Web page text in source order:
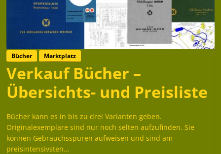
Bücher Marktplatz
Verkauf Bücher –
Übersichts- und Preisliste
Bücher kann es in bis zu drei Varianten geben.
Originalexemplare sind nur noch selten aufzufinden. Sie
können Gebrauchsspuren aufweisen und sind am
preisintensivsten…